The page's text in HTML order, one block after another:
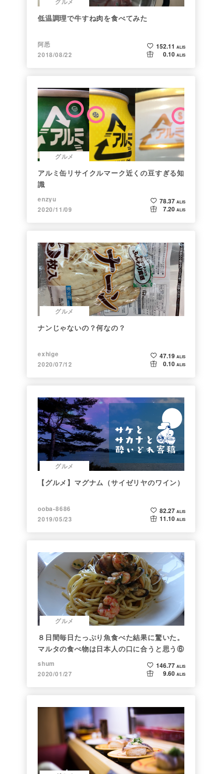
低温調理で牛すね肉を食べてみた
阿悉
2018/08/22
152.11 ALIS
0.10 ALIS
グルメ
アルミ缶リサイクルマーク近くの豆すぎる知
識
enzyu
2020/11/09
78.37 ALIS
7.20 ALIS
グルメ
ナンじゃないの？何なの？
exhige
2020/07/12
47.19 ALIS
0.10 ALIS
グルメ
【グルメ】マグナム（サイゼリヤのワイン）
ooba-8686
2019/05/23
82.27 ALIS
11.10 ALIS
グルメ
８日間毎日たっぷり魚食べた結果に驚いた。
マルタの食べ物は日本人の口に合うと思う⑥
shum
2020/01/27
146.77 ALIS
9.60 ALIS